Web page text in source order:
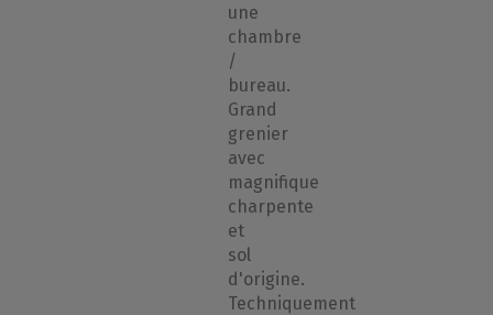
une
chambre
/
bureau.
Grand
grenier
avec
magnifique
charpente
et
sol
d'origine.
Techniquement